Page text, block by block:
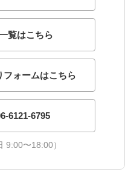
覧はこちら
フォームはこちら
6121-6795
9:00〜18:00）